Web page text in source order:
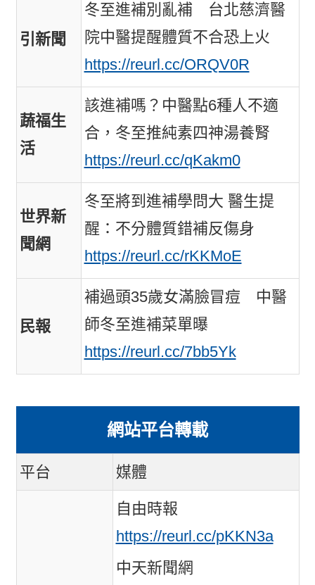
引新聞
冬至進補別亂補 台北慈濟醫
院中醫提醒體質不合恐上火
https://reurl.cc/ORQV0R
蔬福生
活
該進補嗎？中醫點6種人不適
合，冬至推純素四神湯養腎
https://reurl.cc/qKakm0
世界新
聞網
冬至將到進補學問大 醫生提
醒：不分體質錯補反傷身
https://reurl.cc/rKKMoE
民報
補過頭35歲女滿臉冒痘 中醫
師冬至進補菜單曝
https://reurl.cc/7bb5Yk
網站平台轉載
平台 媒體
自由時報
https://reurl.cc/pKKN3a
中天新聞網